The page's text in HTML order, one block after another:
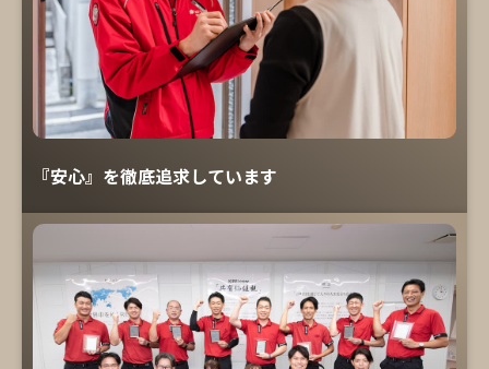
『安心』を徹底追求しています